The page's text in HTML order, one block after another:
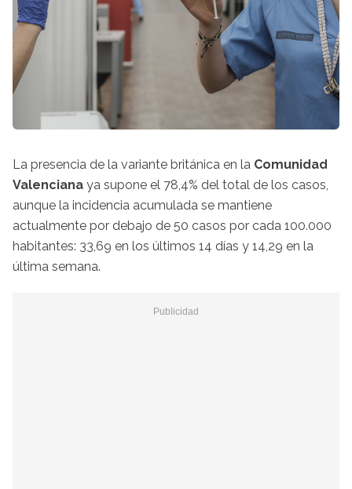
La presencia de la variante británica en la Comunidad
Valenciana ya supone el 78,4% del total de los casos,
aunque la incidencia acumulada se mantiene
actualmente por debajo de 50 casos por cada 100.000
habitantes: 33,69 en los últimos 14 días y 14,29 en la
última semana.